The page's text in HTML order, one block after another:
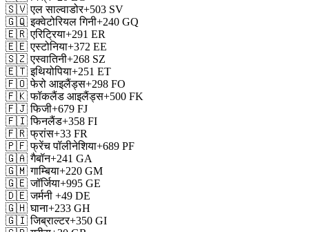
🇸🇻 एल साल्वाडोर+503 SV
🇬🇶 इक्वेटोरियल गिनी+240 GQ
🇪🇷 एरिट्रिया+291 ER
🇪🇪 एस्टोनिया+372 EE
🇸🇿 एस्वातिनी+268 SZ
🇪🇹 इथियोपिया+251 ET
🇫🇴 फेरो आइलैंड्स+298 FO
🇫🇰 फॉकलैंड आइलैंड्स+500 FK
🇫🇯 फिजी+679 FJ
🇫🇮 फिनलैंड+358 FI
🇫🇷 फ्रांस+33 FR
🇵🇫 फ्रेंच पॉलीनेशिया+689 PF
🇬🇦 गैबॉन+241 GA
🇬🇲 गाम्बिया+220 GM
🇬🇪 जॉर्जिया+995 GE
🇩🇪 जर्मनी +49 DE
🇬🇭 घाना+233 GH
🇬🇮 जिब्राल्टर+350 GI